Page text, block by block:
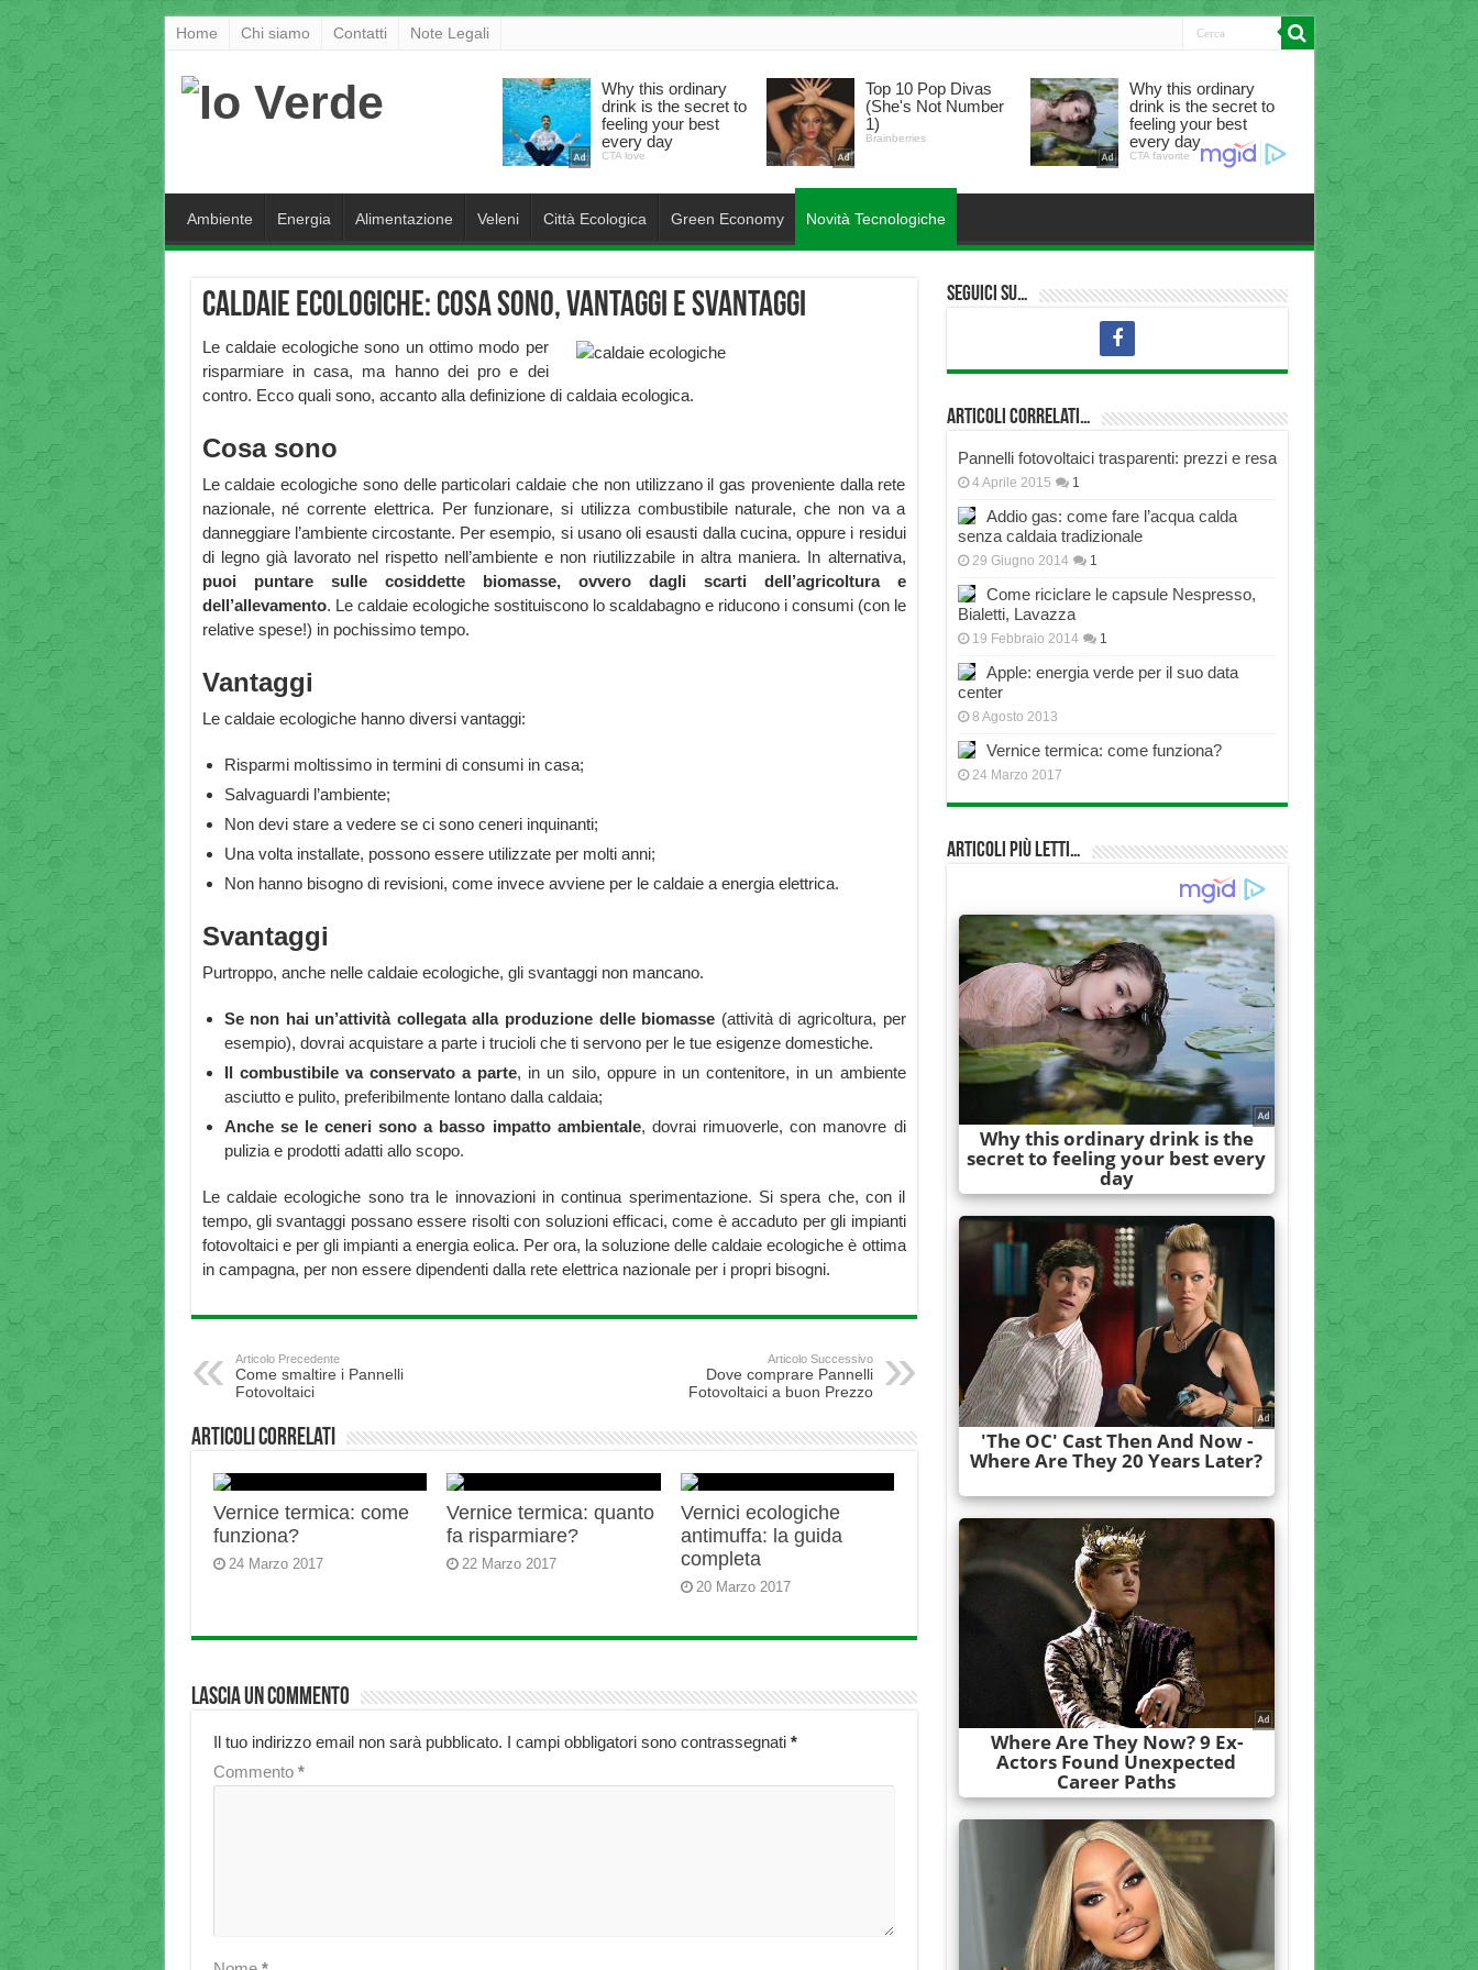
Home Chi siamo Contatti Note Legali
Ambiente Energia Alimentazione Veleni Città Ecologica Green Economy Novità Tecnologiche
Caldaie Ecologiche: cosa sono, vantaggi e svantaggi
Le caldaie ecologiche sono un ottimo modo per
risparmiare in casa, ma hanno dei pro e dei
contro. Ecco quali sono, accanto alla definizione di caldaia ecologica.
Cosa sono
Le caldaie ecologiche sono delle particolari caldaie che non utilizzano il gas proveniente dalla rete
nazionale, né corrente elettrica. Per funzionare, si utilizza combustibile naturale, che non va a
danneggiare l’ambiente circostante. Per esempio, si usano oli esausti dalla cucina, oppure i residui
di legno già lavorato nel rispetto nell’ambiente e non riutilizzabile in altra maniera. In alternativa,
puoi puntare sulle cosiddette biomasse, ovvero dagli scarti dell’agricoltura e
dell’allevamento. Le caldaie ecologiche sostituiscono lo scaldabagno e riducono i consumi (con le
relative spese!) in pochissimo tempo.
Vantaggi
Le caldaie ecologiche hanno diversi vantaggi:
Risparmi moltissimo in termini di consumi in casa;
Salvaguardi l’ambiente;
Non devi stare a vedere se ci sono ceneri inquinanti;
Una volta installate, possono essere utilizzate per molti anni;
Non hanno bisogno di revisioni, come invece avviene per le caldaie a energia elettrica.
Svantaggi
Purtroppo, anche nelle caldaie ecologiche, gli svantaggi non mancano.
Se non hai un’attività collegata alla produzione delle biomasse (attività di agricoltura, per
esempio), dovrai acquistare a parte i trucioli che ti servono per le tue esigenze domestiche.
Il combustibile va conservato a parte, in un silo, oppure in un contenitore, in un ambiente
asciutto e pulito, preferibilmente lontano dalla caldaia;
Anche se le ceneri sono a basso impatto ambientale, dovrai rimuoverle, con manovre di
pulizia e prodotti adatti allo scopo.
Le caldaie ecologiche sono tra le innovazioni in continua sperimentazione. Si spera che, con il
tempo, gli svantaggi possano essere risolti con soluzioni efficaci, come è accaduto per gli impianti
fotovoltaici e per gli impianti a energia eolica. Per ora, la soluzione delle caldaie ecologiche è ottima
in campagna, per non essere dipendenti dalla rete elettrica nazionale per i propri bisogni.
Articolo Precedente
Come smaltire i Pannelli
Fotovoltaici
Articolo Successivo
Dove comprare Pannelli
Fotovoltaici a buon Prezzo
Articoli correlati
Vernice termica: come
funziona?
24 Marzo 2017
Vernice termica: quanto
fa risparmiare?
22 Marzo 2017
Vernici ecologiche
antimuffa: la guida
completa
20 Marzo 2017
Lascia un commento
Il tuo indirizzo email non sarà pubblicato. I campi obbligatori sono contrassegnati *
Commento *
Seguici su…
Articoli correlati…
Pannelli fotovoltaici trasparenti: prezzi e resa
4 Aprile 2015 1
Addio gas: come fare l’acqua calda
senza caldaia tradizionale
29 Giugno 2014 1
Come riciclare le capsule Nespresso,
Bialetti, Lavazza
19 Febbraio 2014 1
Apple: energia verde per il suo data
center
8 Agosto 2013
Vernice termica: come funziona?
24 Marzo 2017
Articoli più Letti…